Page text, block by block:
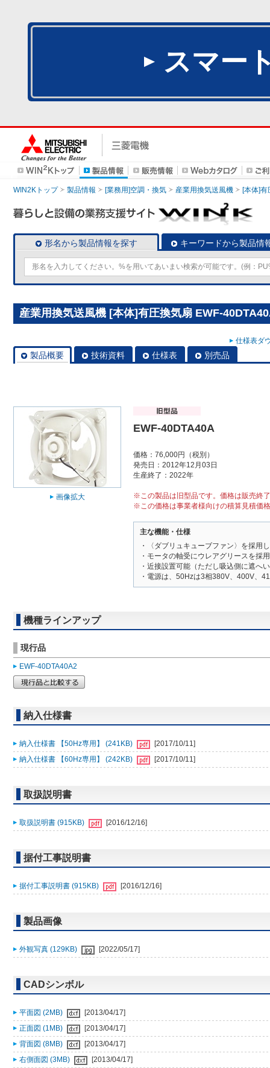
スマー
WIN2Kトップ 製品情報 [業務用]空調・換気 産業用換気送風機 [本体]有
形名から製品情報を探す キーワードから製品情
産業用換気送風機 [本体]有圧換気扇 EWF-
仕様表ダ
製品概要 技術資料 仕様表 別売品
画像拡大
EWF-40DTA40A
価格：76,000円（税別）
発売日：2012年12月03日
生産終了：2022年
※この製品は旧型品です。価格は販売終
※この価格は事業者様向けの積算見積価
主な機能・仕様
・〈ダブリュキューブファン〉を採用
・モータの軸受にウレアグリースを採
・近接設置可能（ただし吸込側に遮へ
・電源は、50Hzは3相380V、400V、
機種ラインアップ
現行品
EWF-40DTA40A2
納入仕様書
納入仕様書 【50Hz専用】 (241KB)
[2017/10/11]
納入仕様書 【60Hz専用】 (242KB)
[2017/10/11]
取扱説明書
取扱説明書 (915KB) [2016/12/16]
据付工事説明書
据付工事説明書 (915KB) [2016/12/16]
製品画像
外観写真 (129KB) [2022/05/17]
CADシンボル
平面図 (2MB)
[2013/04/17]
正面図 (1MB)
[2013/04/17]
背面図 (8MB)
[2013/04/17]
右側面図 (3MB)
[2013/04/17]